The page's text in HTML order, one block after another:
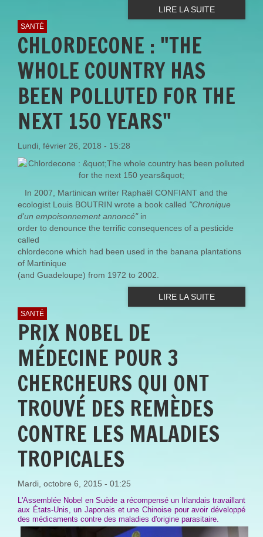
LIRE LA SUITE
SANTÉ
CHLORDECONE : "THE
WHOLE COUNTRY HAS
BEEN POLLUTED FOR THE
NEXT 150 YEARS"
Lundi, février 26, 2018 - 15:28
In 2007, Martinican writer Raphaël CONFIANT and the
ecologist Louis BOUTRIN wrote a book called "Chronique
d'un empoisonnement annoncé" in
order to denounce the terrific consequences of a pesticide
called
chlordecone which had been used in the banana plantations
of Martinique
(and Guadeloupe) from 1972 to 2002.
LIRE LA SUITE
SANTÉ
PRIX NOBEL DE
MÉDECINE POUR 3
CHERCHEURS QUI ONT
TROUVÉ DES REMÈDES
CONTRE LES MALADIES
TROPICALES
Mardi, octobre 6, 2015 - 01:25
L'Assemblée Nobel en Suède a récompensé un Irlandais travaillant
aux États-Unis, un Japonais et une Chinoise pour avoir développé
des médicaments contre des maladies d'origine parasitaire.